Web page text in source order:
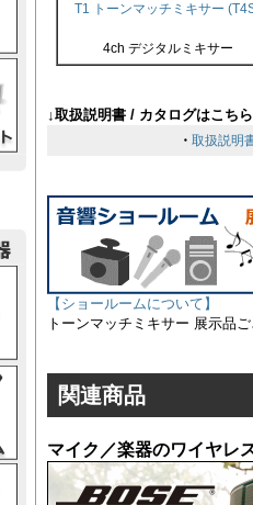
T1 トーンマッチミキサー
4ch デジタルミキサー
↓取扱説明書 / カタログはこち
・ 取扱説明
【ショールームについて】
トーンマッチミキサー 展示品
関連商品
マイク／楽器のワイヤレ